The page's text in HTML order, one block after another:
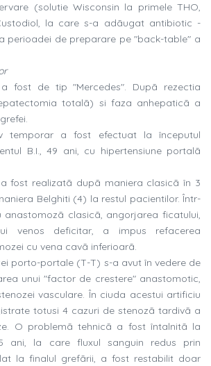
(solutie Wisconsin la primele THO,
la care s-a adãugat antibiotic -
perioadei de preparare pe "back-table" a
fost de tip "Mercedes". Dupã rezectia
totalã) si faza anhepaticã a
temporar a fost efectuat la începutul
B.I., 49 ani, cu hipertensiune portalã
fost realizatã dupã maniera clasicã în 3
Belghiti (4) la restul pacientilor. Într-
anastomozã clasicã, angorjarea ficatului,
venos deficitar, a impus refacerea
cu vena cavã inferioarã.
porto-portale (T-T) s-a avut în vedere de
unui "factor de crestere" anastomotic,
vasculare. În ciuda acestui artificiu
totusi 4 cazuri de stenozã tardivã a
O problemã tehnicã a fost întalnitã la
ani, la care fluxul sanguin redus prin
la finalul grefãrii, a fost restabilit doar